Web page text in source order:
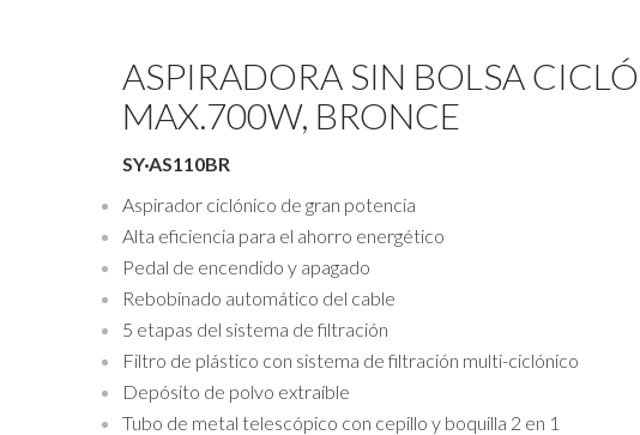
ASPIRADORA SIN BOLSA
MAX.700W, BRONCE
SY·AS110BR
Aspirador ciclónico de gran potencia
Alta eficiencia para el ahorro energético
Pedal de encendido y apagado
Rebobinado automático del cable
5 etapas del sistema de filtración
Filtro de plástico con sistema de filtración multi-ciclónico
Depósito de polvo extraíble
Tubo de metal telescópico con cepillo y boquilla 2 en 1